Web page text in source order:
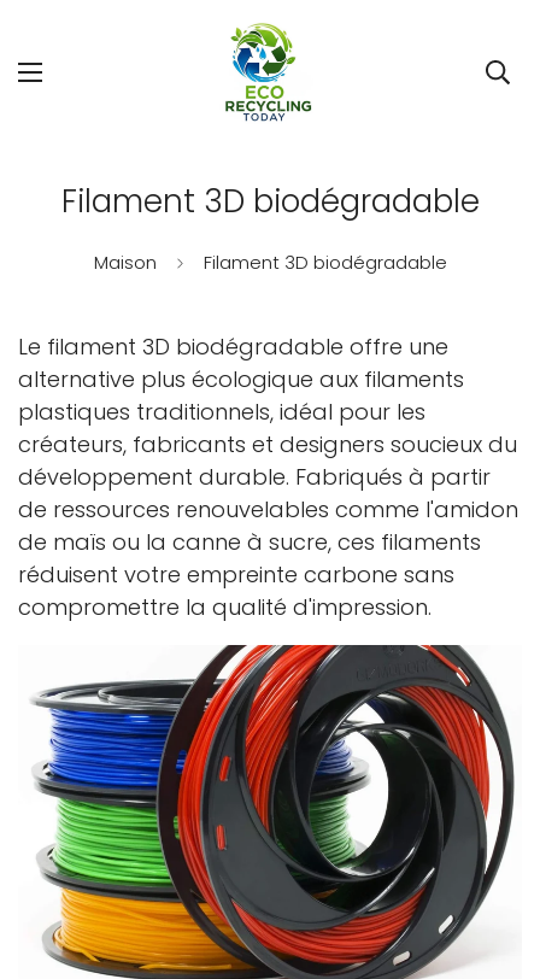
Filament 3D biodégradable
Maison Filament 3D biodégradable
Le filament 3D biodégradable offre une
alternative plus écologique aux filaments
plastiques traditionnels, idéal pour les
créateurs, fabricants et designers soucieux du
développement durable. Fabriqués à partir
de ressources renouvelables comme l'amidon
de maïs ou la canne à sucre, ces filaments
réduisent votre empreinte carbone sans
compromettre la qualité d'impression.